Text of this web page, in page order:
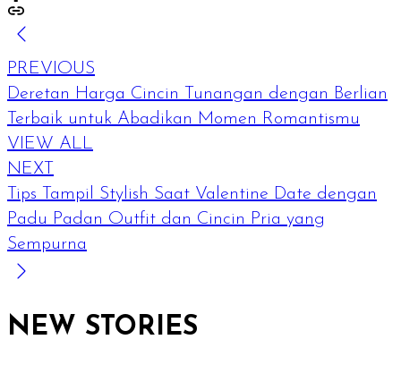
PREVIOUS
Deretan Harga Cincin Tunangan dengan Berlian
Terbaik untuk Abadikan Momen Romantismu
VIEW ALL
NEXT
Tips Tampil Stylish Saat Valentine Date dengan
Padu Padan Outfit dan Cincin Pria yang
Sempurna
NEW STORIES